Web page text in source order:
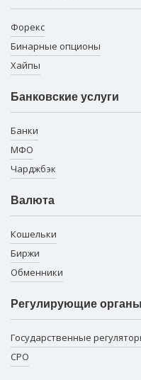
Форекс
Бинарные опционы
Хайпы
Банковские услуги
Банки
МФО
Чарджбэк
Валюта
Кошельки
Биржи
Обменники
Регулирующие органы
Государственные
СРО